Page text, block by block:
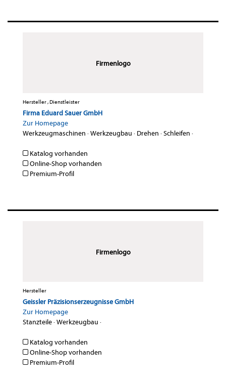
Firmenlogo
Hersteller , Dienstleister
Firma Eduard Sauer GmbH
Zur Homepage
Werkzeugmaschinen ·Werkzeugbau · Drehen ·Schleifen ·
Katalog vorhanden
Online-Shop vorhanden
Premium-Profil
Firmenlogo
Hersteller
Geissler Präzisionserzeugnisse GmbH
Zur Homepage
Stanzteile·Werkzeugbau ·
Katalog vorhanden
Online-Shop vorhanden
Premium-Profil